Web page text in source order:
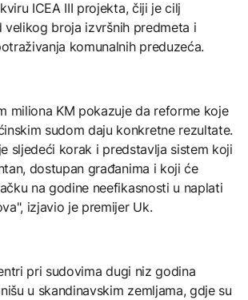
ICEA III projekta, čiji je cilj
velikog broja izvršnih predmeta i
komunalnih preduzeća.
miliona KM pokazuje da reforme koje
sudom daju konkretne rezultate.
sljedeći korak i predstavlja sistem koji
dostupan građanima i koji će
na godine neefikasnosti u naplati
izjavio je premijer Uk.
pri sudovima dugi niz godina
u skandinavskim zemljama, gdje su